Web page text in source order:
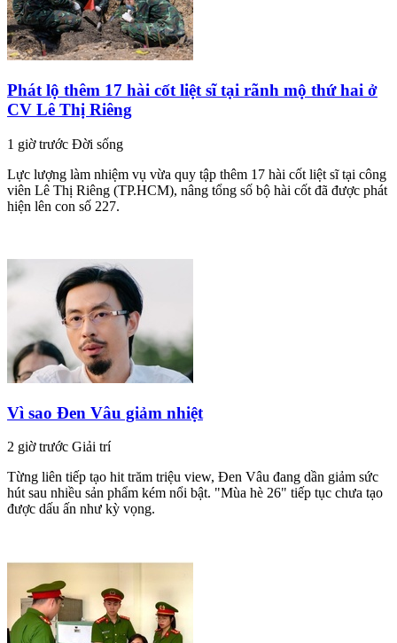
Phát lộ thêm 17 hài cốt liệt sĩ tại rãnh mộ thứ hai ở
CV Lê Thị Riêng
1 giờ trước Đời sống
Lực lượng làm nhiệm vụ vừa quy tập thêm 17 hài cốt liệt sĩ tại công
viên Lê Thị Riêng (TP.HCM), nâng tổng số bộ hài cốt đã được phát
hiện lên con số 227.
Vì sao Đen Vâu giảm nhiệt
2 giờ trước Giải trí
Từng liên tiếp tạo hit trăm triệu view, Đen Vâu đang dần giảm sức
hút sau nhiều sản phẩm kém nổi bật. "Mùa hè 26" tiếp tục chưa tạo
được dấu ấn như kỳ vọng.